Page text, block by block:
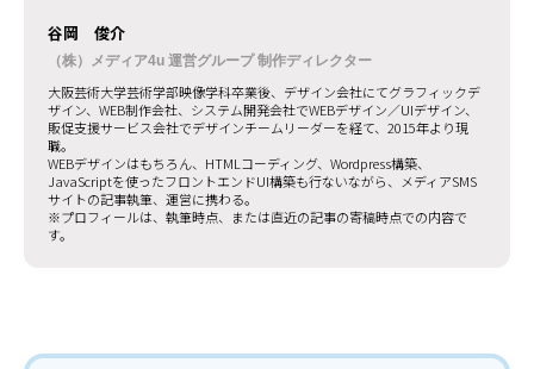
谷岡 俊介
（株）メディア4u 運営グループ 制作ディレクター
大阪芸術大学芸術学部映像学科卒業後、デザイン会社にてグラフィックデ
ザイン、WEB制作会社、システム開発会社でWEBデザイン／UIデザイン、
販促支援サービス会社でデザインチームリーダーを経て、2015年より現
職。
WEBデザインはもちろん、HTMLコーディング、Wordpress構築、
JavaScriptを使ったフロントエンドUI構築も行ないながら、メディアSMS
サイトの記事執筆、運営に携わる。
※プロフィールは、執筆時点、または直近の記事の寄稿時点での内容で
す。